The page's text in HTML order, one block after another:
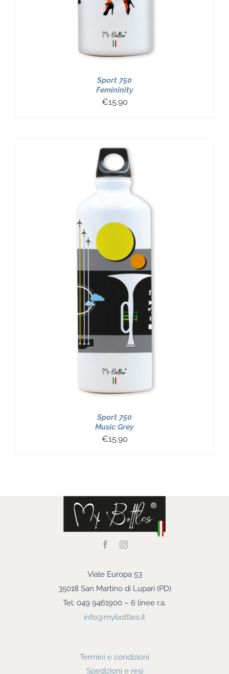
Sport 750
Femininity
€15.90
Sport 750
Music Grey
€15.90
Viale Europa 53
35018 San Martino di Lupari (PD)
Tel: 049 9461900 – 6 linee r.a.
info@mybottles.it
Termini e condizioni
Spedizioni e resi